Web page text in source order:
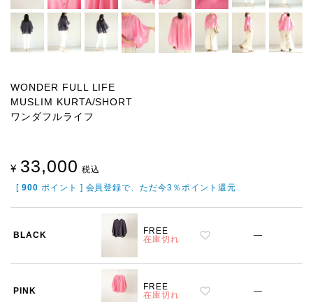
WONDER FULL LIFE
MUSLIM KURTA/SHORT
ワンダフルライフ
¥ 33,000 税込
[ 900 ポイント ] 会員登録で、ただ今3％ポイント還元
BLACK
FREE
在庫切れ
—
PINK
FREE
在庫切れ
—